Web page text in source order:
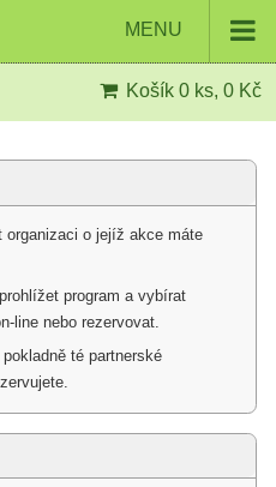
MENU
Košík 0 ks, 0 Kč
organizaci o jejíž akce máte
program a vybírat
line nebo rezervovat.
té partnerské